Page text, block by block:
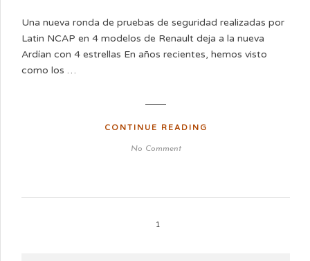
Una nueva ronda de pruebas de seguridad realizadas por
Latin NCAP en 4 modelos de Renault deja a la nueva
Ardían con 4 estrellas En años recientes, hemos visto
como los …
CONTINUE READING
No Comment
1